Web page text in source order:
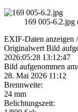
169 005-6.2.jpg
EXIF-Daten anzeigen
Originalwert Bild
2026:05:28 13:12:47
Bild aufgenommen
28. Mai 2026 11:12
Brennweite:
24 mm
Belichtungszeit: